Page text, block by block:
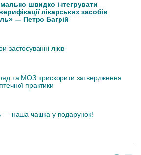
швидко інтегрувати
лікарських засобів
— Петро Багрій
застосуванні ліків
та МОЗ прискорити затвердження
практики
— наша чашка у подарунок!